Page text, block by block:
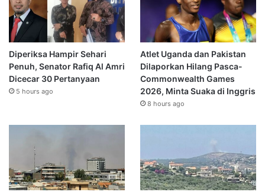
Diperiksa Hampir Sehari
Penuh, Senator Rafiq Al Amri
Dicecar 30 Pertanyaan
5 hours ago
Atlet Uganda dan Pakistan
Dilaporkan Hilang Pasca-
Commonwealth Games
2026, Minta Suaka di Inggris
8 hours ago